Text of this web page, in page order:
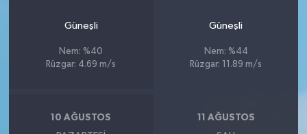
Güneşli
Nem: %40
Rüzgar: 4.69 m/s
Güneşli
Nem: %44
Rüzgar: 11.89 m/s
10 AĞUSTOS 11 AĞUSTOS